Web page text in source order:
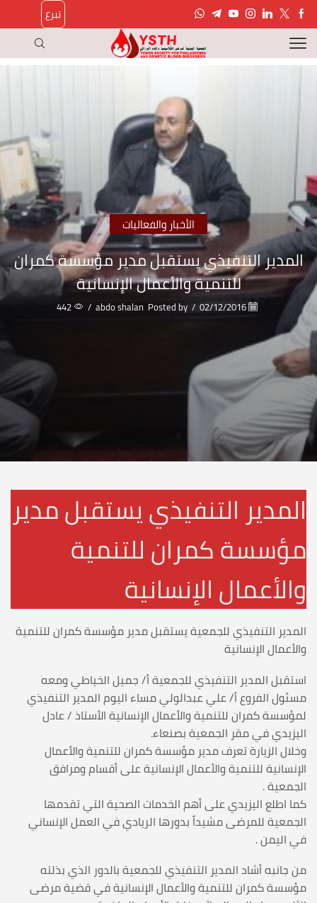
تبرع
الأخبار والفعاليات
المدير التنفيذي يستقبل مدير مؤسسة كمران
للتنمية والأعمال الإنسانية
/
Posted by
abdo shalan
/
442
المدير التنفيذي يستقبل مدير
مؤسسة كمران للتنمية
والأعمال الإنسانية
المدير التنفيذي للجمعية يستقبل مدير مؤسسة كمران للتنمية
والأعمال الإنسانية
استقبل المدير التنفيذي للجمعية أ/ جميل الخياطي ومعه
مسئول الفروع أ/ علي عبدالولي مساء اليوم المدير التنفيذي
لمؤسسة كمران للتنمية والأعمال الإنسانية الأستاذ / عادل
اليزيدي في مقر الجمعية بصنعاء.
وخلال الزيارة تعرف مدير مؤسسة كمران للتنمية والأعمال
الإنسانية للتنمية والأعمال الإنسانية على أقسام ومرافق
الجمعية .
كما اطلع اليزيدي على أهم الخدمات الصحية التي تقدمها
الجمعية للمرضى مشيداً بدورها الريادي في العمل الإنساني
في اليمن .
من جانبه أشاد المدير التنفيذي للجمعية بالدور الذي بذلته
مؤسسة كمران للتنمية والأعمال الإنسانية في قضية مرضى